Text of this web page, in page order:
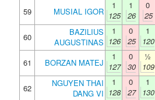
59 MUSIAL IGOR
1
125
1
26
0
25
60
BAZILIUS
AUGUSTINAS
1
126
0
25
1
120
61
BORZAN MATEJ
1
127
0
30
½
109
62
NGUYEN THAI
DANG VI
1
128
0
27
1
130